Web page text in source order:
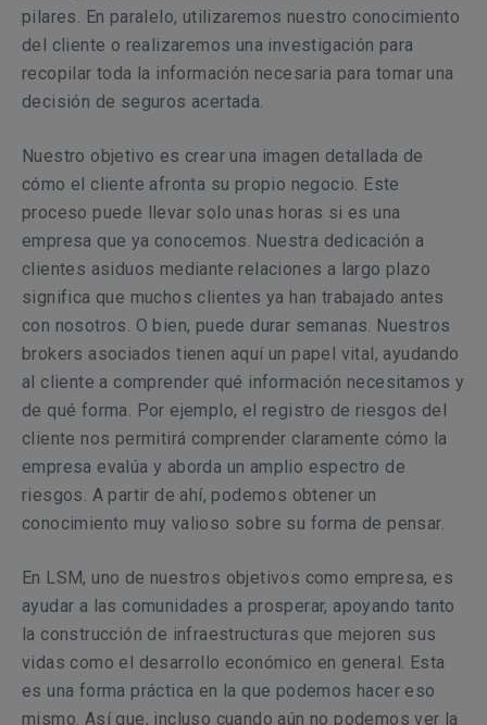
pilares. En paralelo, utilizaremos nuestro conocimiento
del cliente o realizaremos una investigación para
recopilar toda la información necesaria para tomar una
decisión de seguros acertada.
Nuestro objetivo es crear una imagen detallada de
cómo el cliente afronta su propio negocio. Este
proceso puede llevar solo unas horas si es una
empresa que ya conocemos. Nuestra dedicación a
clientes asiduos mediante relaciones a largo plazo
significa que muchos clientes ya han trabajado antes
con nosotros. O bien, puede durar semanas. Nuestros
brokers asociados tienen aquí un papel vital, ayudando
al cliente a comprender qué información necesitamos y
de qué forma. Por ejemplo, el registro de riesgos del
cliente nos permitirá comprender claramente cómo la
empresa evalúa y aborda un amplio espectro de
riesgos. A partir de ahí, podemos obtener un
conocimiento muy valioso sobre su forma de pensar.
En LSM, uno de nuestros objetivos como empresa, es
ayudar a las comunidades a prosperar, apoyando tanto
la construcción de infraestructuras que mejoren sus
vidas como el desarrollo económico en general. Esta
es una forma práctica en la que podemos hacer eso
mismo. Así que, incluso cuando aún no podemos ver la